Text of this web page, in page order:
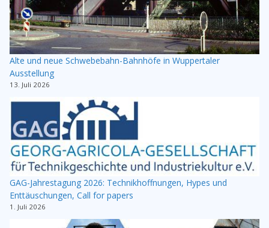
Alte und neue Schwebebahn-Bahnhöfe in Wuppertaler
Ausstellung
13. Juli 2026
GAG-Jahrestagung 2026: Technikhoffnungen, Hypes und
Enttäuschungen, Call for papers
1. Juli 2026